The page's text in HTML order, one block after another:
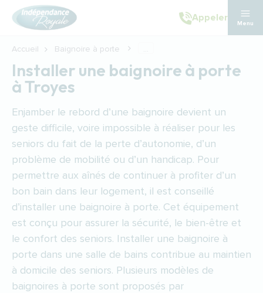
Aller au contenu principal
Appeler
Menu
Accueil Baignoire à porte ...
Installer une baignoire à porte
à Troyes
Enjamber le rebord d’une baignoire devient un
geste difficile, voire impossible à réaliser pour les
seniors du fait de la perte d’autonomie, d’un
problème de mobilité ou d’un handicap. Pour
permettre aux aînés de continuer à profiter d’un
bon bain dans leur logement, il est conseillé
d’installer une baignoire à porte. Cet équipement
est conçu pour assurer la sécurité, le bien-être et
le confort des seniors. Installer une baignoire à
porte dans une salle de bains contribue au maintien
à domicile des seniors. Plusieurs modèles de
baignoires à porte sont proposés par